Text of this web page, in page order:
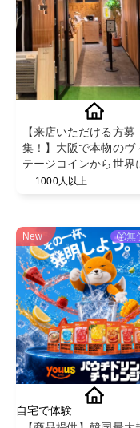
【来店いただける方募
集！】大阪で本物のヴ
テージコインから世界
つだけのリング💍
1000人以上
New 無
自宅で体験